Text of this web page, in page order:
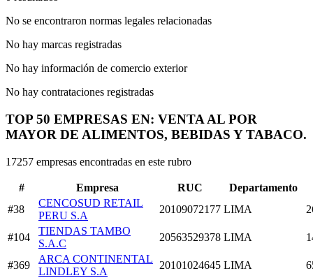
No se encontraron normas legales relacionadas
No hay marcas registradas
No hay información de comercio exterior
No hay contrataciones registradas
TOP 50 EMPRESAS EN: VENTA AL POR
MAYOR DE ALIMENTOS, BEBIDAS Y TABACO.
17257 empresas encontradas en este rubro
# Empresa RUC
Departamento
#38
CENCOSUD RETAIL
PERU S.A
20109072177 LIMA
#104
TIENDAS TAMBO
S.A.C
20563529378 LIMA
#369
ARCA CONTINENTAL
LINDLEY S.A
20101024645 LIMA